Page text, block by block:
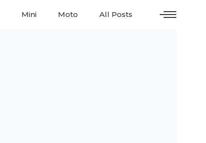
Mini Moto All Posts